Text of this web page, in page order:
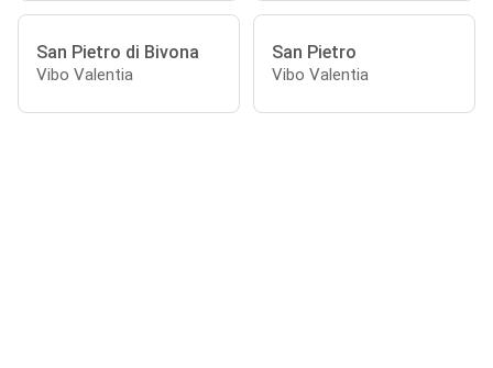
San Pietro di Bivona
Vibo Valentia
San Pietro
Vibo Valentia